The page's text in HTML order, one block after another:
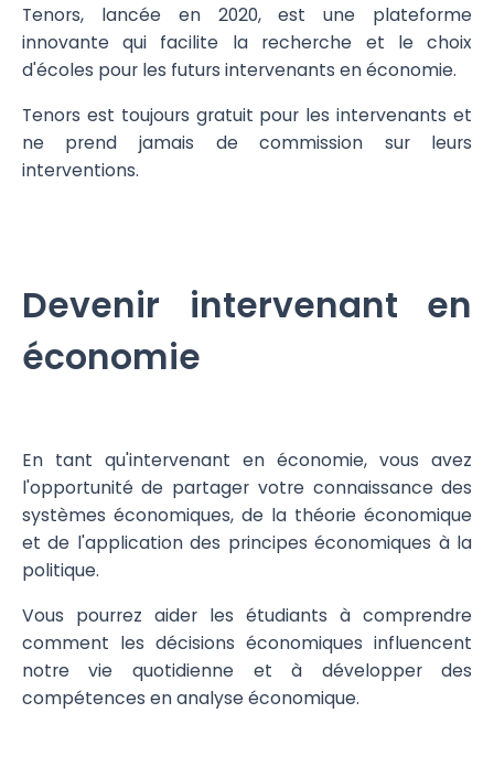
Tenors, lancée en 2020, est une plateforme
innovante qui facilite la recherche et le choix
d'écoles pour les futurs intervenants en économie.
Tenors est toujours gratuit pour les intervenants et
ne prend jamais de commission sur leurs
interventions.
Devenir intervenant en
économie
En tant qu'intervenant en économie, vous avez
l'opportunité de partager votre connaissance des
systèmes économiques, de la théorie économique
et de l'application des principes économiques à la
politique.
Vous pourrez aider les étudiants à comprendre
comment les décisions économiques influencent
notre vie quotidienne et à développer des
compétences en analyse économique.